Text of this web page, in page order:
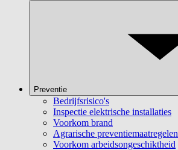
Preventie
Bedrijfsrisico's
Inspectie elektrische installaties
Voorkom brand
Agrarische preventiemaatregelen
Voorkom arbeidsongeschiktheid